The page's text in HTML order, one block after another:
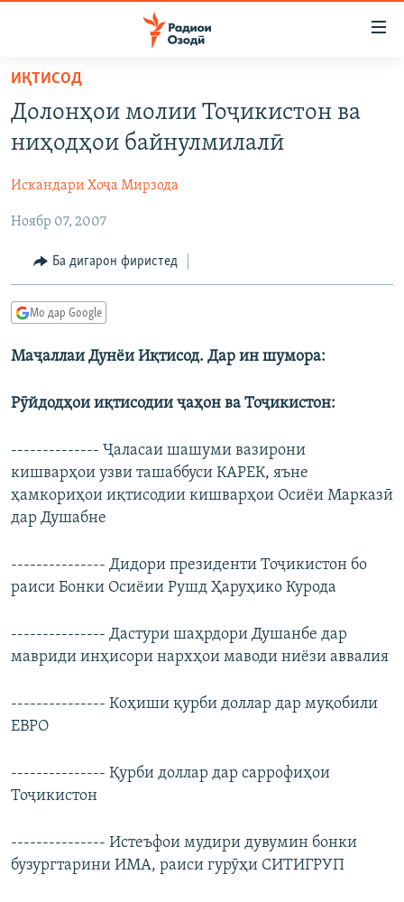
Ҷаҳиш
мояи
аслӣ
ба
аслӣ
Ҷаҳиш
ҷустор
ҶОМЕА
ҚАЗИЯИ "КРОКУС"
ОСИЁИ МАРКАЗӢ
МЕҲМОНИ ОЗОДӢ
ВАРЗИШ
ГАПИ ОЗОД
САЛОМ, ХОҲАР
ТАҲҚИҚОТ
ҶАНГ ДАР УКРАИНА
НАЗАРИ МАРДУМ
БЛОГИСТОН
ОЗОДӢ ОНЛАЙН
ЧАНДРАСОНАӢ
ВИДЕО
РӮЙХАТҲО
ПАЙГИРӢ КУНЕД
ИҚТИСОД
Долонҳои молии Тоҷикистон ва
ниҳодҳои байнулмилалӣ
Искандари Хоҷа Мирзода
Ноябр 07, 2007
Ба дигарон фиристед
Мо дар Google
Маҷаллаи Дунёи Иқтисод. Дар ин шумора:
Рӯйдодҳои иқтисодии ҷаҳон ва Тоҷикистон:
-------------- Ҷаласаи шашуми вазирони
кишварҳои узви ташаббуси КАРЕК, яъне
ҳамкориҳои иқтисодии кишварҳои Осиёи Марказӣ
дар Душабне
--------------- Дидори президенти Тоҷикистон бо
раиси Бонки Осиёии Рушд Ҳаруҳико Курода
--------------- Дастури шаҳрдори Душанбе дар
мавриди инҳисори нархҳои маводи ниёзи аввалия
--------------- Коҳиши қурби доллар дар муқобили
ЕВРО
--------------- Қурби доллар дар саррофиҳои
Тоҷикистон
--------------- Истеъфои мудири дувумин бонки
бузургтарини ИМА, раиси гурӯҳи СИТИГРУП